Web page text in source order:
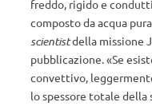
freddo, rigido e
composto da acqua
scientistdella missione
pubblicazione. «Se
convettivo,
lo spessore totale della